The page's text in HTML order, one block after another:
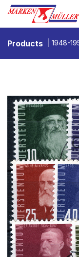
Zum Inhalt springen
Products 1948-